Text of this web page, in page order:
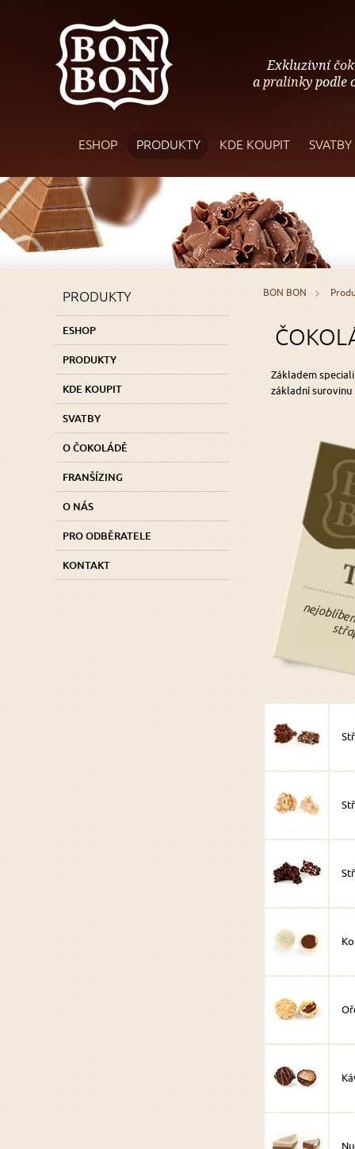
BON
BON
Exkluzivní
apralinkypodle
ESHOP PRODUKTY KDE KOUPIT SVATBY
PRODUKTY
ESHOP
PRODUKTY
KDE KOUPIT
SVATBY
O ČOKOLÁDĚ
FRANŠÍZING
O NÁS
PRO ODBĚRATELE
KONTAKT
BON BON
Základem
základní surovinu
avý